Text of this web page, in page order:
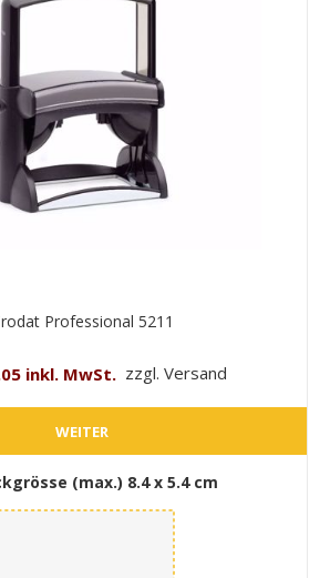
Professional 5211
inkl. MwSt. zzgl. Versand
WEITER
(max.) 8.4 x 5.4 cm